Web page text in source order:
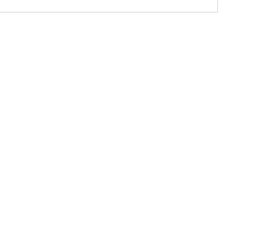
稳定器的转向胶套和球头